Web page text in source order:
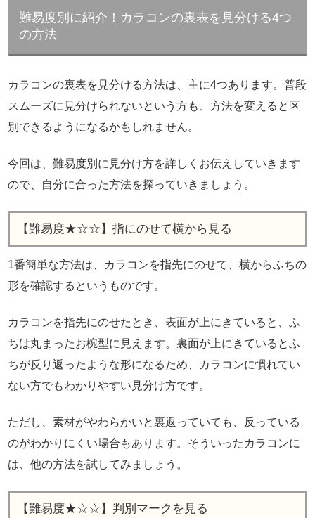
難易度別に紹介！カラコンの裏表を見分ける4つ
の方法
カラコンの裏表を見分ける方法は、主に4つあります。普段
スムーズに見分けられないという方も、方法を変えると区
別できるようになるかもしれません。
今回は、難易度別に見分け方を詳しくお伝えしていきます
ので、自分に合った方法を探っていきましょう。
【難易度★☆☆】指にのせて横から見る
1番簡単な方法は、カラコンを指先にのせて、横からふちの
形を確認するというものです。
カラコンを指先にのせたとき、表面が上にきていると、ふ
ちは丸まったお椀型に見えます。裏面が上にきているとふ
ちが反り返ったような形になるため、カラコンに慣れてい
ない方でもわかりやすい見分け方です。
ただし、素材がやわらかいと裏返っていても、反っている
のがわかりにくい場合もあります。そういったカラコンに
は、他の方法を試してみましょう。
【難易度★☆☆】判別マークを見る